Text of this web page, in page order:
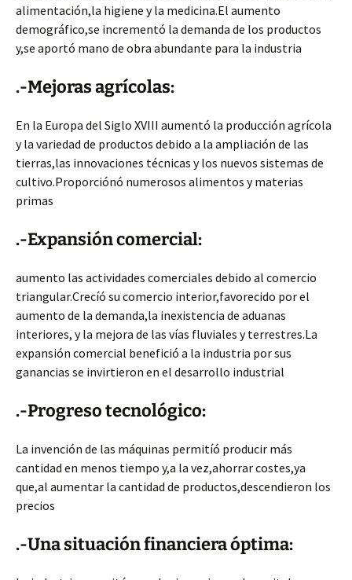
alimentación,la higiene y la medicina.El aumento
demográfico,se incrementó la demanda de los productos
y,se aportó mano de obra abundante para la industria
.-Mejoras agrícolas:
En la Europa del Siglo XVIII aumentó la producción agrícola
y la variedad de productos debido a la ampliación de las
tierras,las innovaciones técnicas y los nuevos sistemas de
cultivo.Proporciónó numerosos alimentos y materias
primas
.-Expansión comercial:
aumento las actividades comerciales debido al comercio
triangular.Crecíó su comercio interior,favorecido por el
aumento de la demanda,la inexistencia de aduanas
interiores, y la mejora de las vías fluviales y terrestres.La
expansión comercial benefició a la industria por sus
ganancias se invirtieron en el desarrollo industrial
.-Progreso tecnológico:
La invención de las máquinas permitíó producir más
cantidad en menos tiempo y,a la vez,ahorrar costes,ya
que,al aumentar la cantidad de productos,descendieron los
precios
.-Una situación financiera óptima: